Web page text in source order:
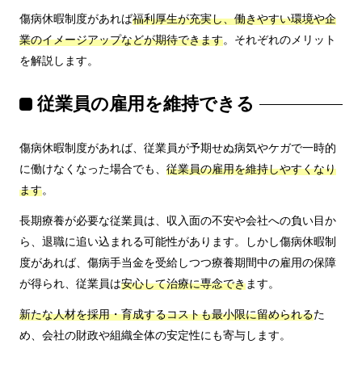
傷病休暇制度があれば福利厚生が充実し、働きやすい環境や企
業のイメージアップなどが期待できます。それぞれのメリット
を解説します。
従業員の雇用を維持できる
傷病休暇制度があれば、従業員が予期せぬ病気やケガで一時的
に働けなくなった場合でも、 従業員の雇用を維持しやすくなり
ます。
長期療養が必要な従業員は、収入面の不安や会社への負い目か
ら、退職に追い込まれる可能性があります。しかし傷病休暇制
度があれば、傷病手当金を受給しつつ療養期間中の雇用の保障
が得られ、従業員は安心して治療に専念できます。
新たな人材を採用・育成するコストも最小限に留められるた
め、会社の財政や組織全体の安定性にも寄与します。